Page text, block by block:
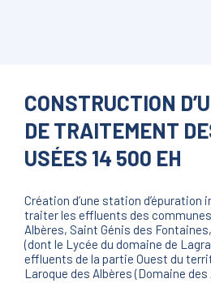
CONSTRUCTION
DE TRAITEMENT
USÉES 14 500 EH
Création d’une station d’épuration
traiter les effluents des
Albères, Saint Génis des
(dont le Lycée du domaine de
effluents de la partie Ouest du
Laroque des Albères (Domaine